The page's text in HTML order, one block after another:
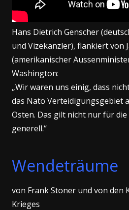
Hans Dietrich Genscher
und Vizekanzler), flankiert von
(amerikanischer
Washington:
„Wir waren uns einig, dass
das Nato Verteidigungsgebiet
Osten. Das gilt nicht nur für
generell.“
Wendeträume
von Frank Stoner und von den
Krieges